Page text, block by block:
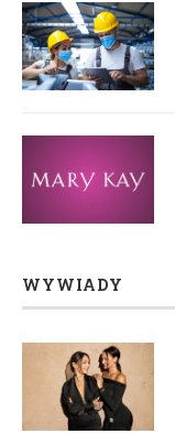
WYWIADY